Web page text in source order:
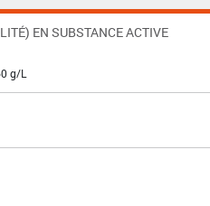
EN SUBSTANCE ACTIVE
g/L